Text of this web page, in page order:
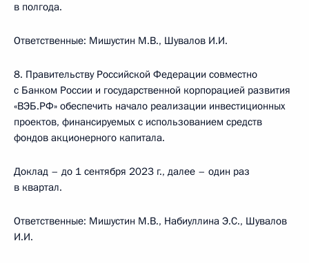
в полгода.
Ответственные: Мишустин М.В., Шувалов И.И.
8. Правительству Российской Федерации совместно
с Банком России и государственной корпорацией развития
«ВЭБ.РФ» обеспечить начало реализации инвестиционных
проектов, финансируемых с использованием средств
фондов акционерного капитала.
Доклад – до 1 сентября 2023 г., далее – один раз
в квартал.
Ответственные: Мишустин М.В., Набиуллина Э.С., Шувалов
И.И.